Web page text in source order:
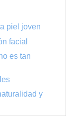
piel joven
facial
es tan
y